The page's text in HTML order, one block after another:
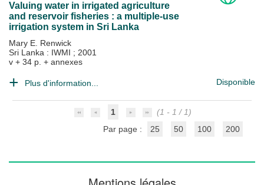
Valuing water in irrigated agriculture
and reservoir fisheries : a multiple-use
irrigation system in Sri Lanka
Mary E. Renwick
Sri Lanka : IWMI ; 2001
v + 34 p. + annexes
Plus d'information... Disponible
1
(1 - 1 / 1)
Par page :
25 50 100 200